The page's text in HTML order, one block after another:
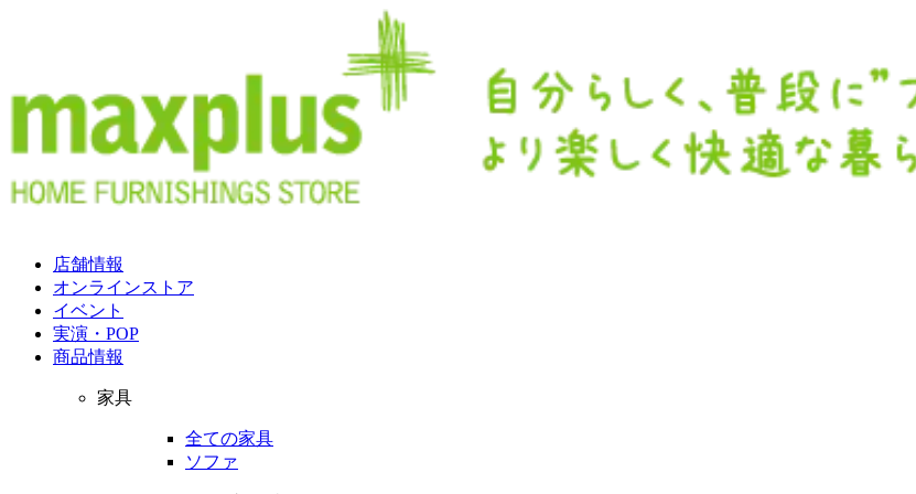
店舗情報
オンラインストア
イベント
実演・POP
商品情報
家具
全ての家具
ソファ